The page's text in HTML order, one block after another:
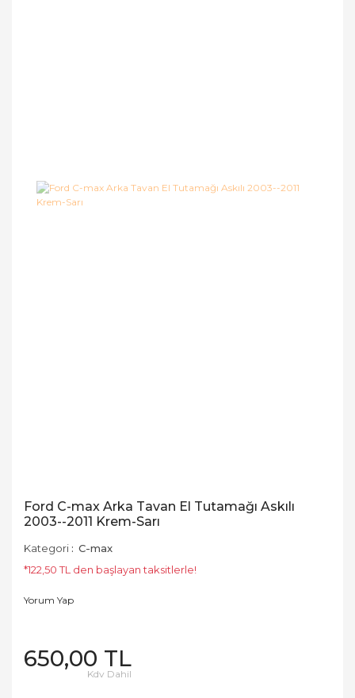
Ford C-max Arka Tavan El Tutamağı Askılı
2003--2011 Krem-Sarı
Kategori
C-max
*122,50 TL den başlayan taksitlerle!
Yorum Yap
650,00 TL
Kdv Dahil